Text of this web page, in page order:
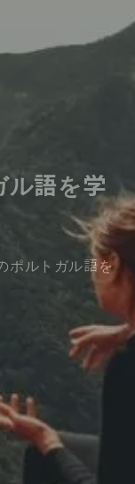
ル語を学
ポルトガル語を